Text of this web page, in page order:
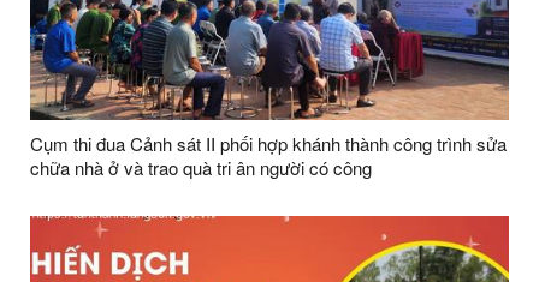
Cụm thi đua Cảnh sát II phối hợp khánh thành công trình sửa
chữa nhà ở và trao quà tri ân người có công